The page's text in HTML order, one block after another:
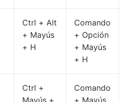
Ctrl + Alt
+ Mayús
+ H
Comando
+ Opción
+ Mayús
+ H
Ctrl +
Comando